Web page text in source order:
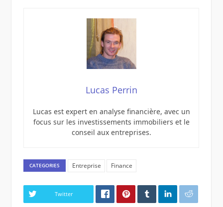
Lucas Perrin
Lucas est expert en analyse financière, avec un
focus sur les investissements immobiliers et le
conseil aux entreprises.
CATEGORIES Entreprise Finance
Twitter